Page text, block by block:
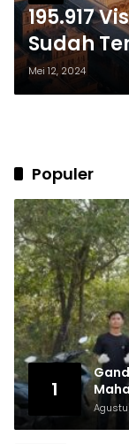
195.917
Sudah
Mei 12, 2024
Populer
1